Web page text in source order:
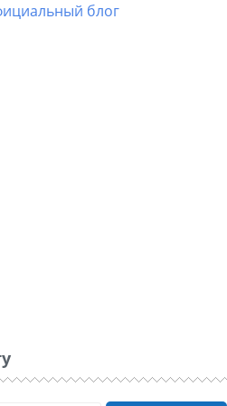
блог